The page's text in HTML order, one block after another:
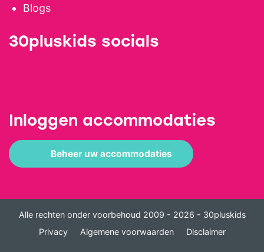
Blogs
30pluskids socials
Inloggen accommodaties
Beheer uw accommodaties
Alle rechten onder voorbehoud 2009 - 2026 - 30pluskids
Privacy
Algemene voorwaarden Disclaimer